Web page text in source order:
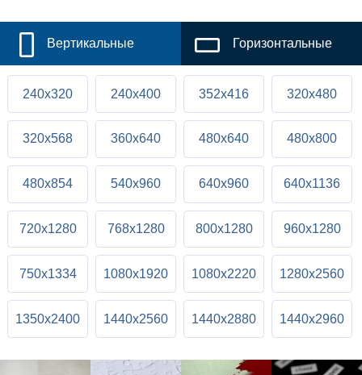
Вертикальные Горизонтальные
240x320 240x400 352x416 320x480
320x568 360x640 480x640 480x800
480x854 540x960 640x960 640x1136
720x1280 768x1280 800x1280 960x1280
750x1334 1080x1920 1080x2220 1280x2560
1350x2400 1440x2560 1440x2880 1440x2960